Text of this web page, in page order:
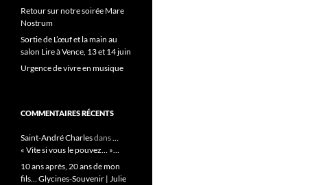
Retour sur notre soirée Mare
Nostrum
Sortie de L’œuf et la main au
salon Lire à Vence, 13 et 14 juin
Urgence de vivre en musique
COMMENTAIRES RÉCENTS
Saint-André Charlesdans…
« Vite si vous le pouvez… »…
10 ans après, 20 ans de mon
fils… Glycines-Souvenir | Julie